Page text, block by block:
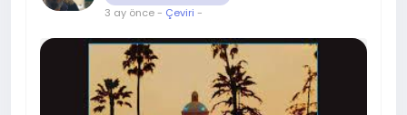
3 ay önce- Çeviri -